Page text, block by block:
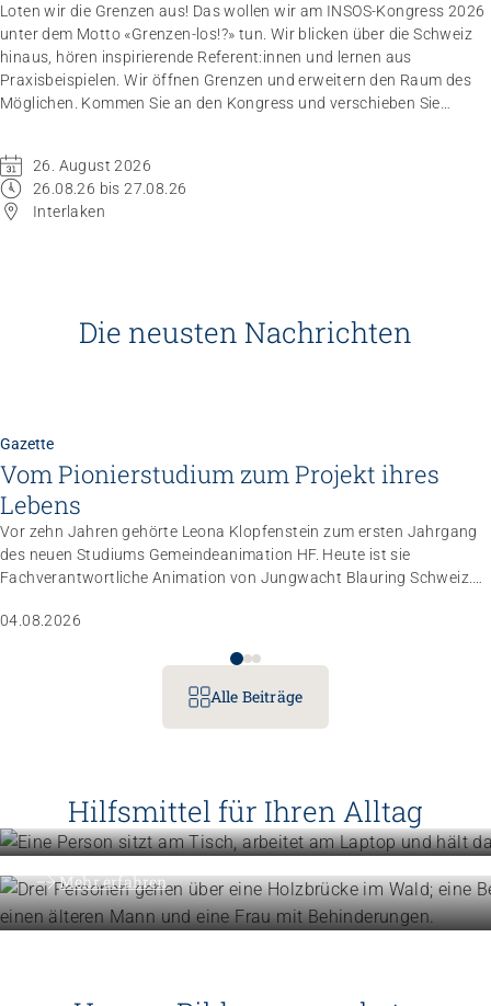
Loten wir die Grenzen aus! Das wollen wir am INSOS-Kongress 2026
unter dem Motto «Grenzen-los!?» tun. Wir blicken über die Schweiz
hinaus, hören inspirierende Referent:innen und lernen aus
Praxisbeispielen. Wir öffnen Grenzen und erweitern den Raum des
Möglichen. Kommen Sie an den Kongress und verschieben Sie
26. August 2026
26.08.26 bis 27.08.26
Interlaken
Die neusten Nachrichten
Gazette
Vom Pionierstudium zum Projekt ihres
Lebens
Vor zehn Jahren gehörte Leona Klopfenstein zum ersten Jahrgang
des neuen Studiums Gemeindeanimation HF. Heute ist sie
Fachverantwortliche Animation von Jungwacht Blauring Schweiz.
gemanagt hat, wartet nun ihr persönliches Grossprojekt.
04.08.2026
Alle Beiträge
Hilfsmittel für Ihren Alltag
Mehr erfahren
Menschen unterstützen
Know-how für die tägliche
Mehr erfahren
Höhere Fachschulen